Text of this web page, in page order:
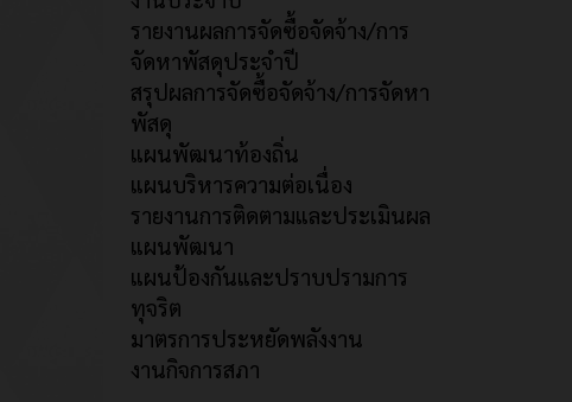
รายงานผลการจัดซื้อจัดจ้าง/การ
จัดหาพัสดุประจำปี
สรุปผลการจัดซื้อจัดจ้าง/การจัดหา
พัสดุ
แผนพัฒนาท้องถิ่น
แผนบริหารความต่อเนื่อง
รายงานการติดตามและประเมินผล
แผนพัฒนา
แผนป้องกันและปราบปรามการ
ทุจริต
มาตรการประหยัดพลังงาน
งานกิจการสภา